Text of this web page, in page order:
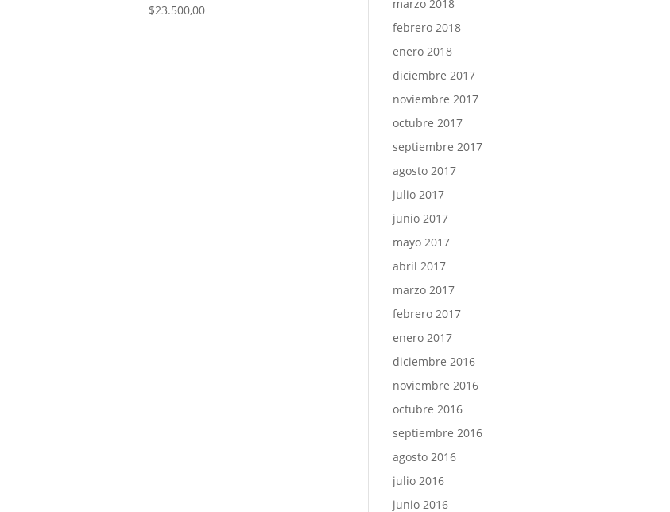
$23.500,00
marzo 2018
febrero 2018
enero 2018
diciembre 2017
noviembre 2017
octubre 2017
septiembre 2017
agosto 2017
julio 2017
junio 2017
mayo 2017
abril 2017
marzo 2017
febrero 2017
enero 2017
diciembre 2016
noviembre 2016
octubre 2016
septiembre 2016
agosto 2016
julio 2016
junio 2016